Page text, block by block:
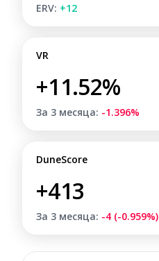
ERV: +12
VR
+11.52%
За 3 месяца: -1.396%
DuneScore
+413
За 3 месяца: -4 (-0.959%)